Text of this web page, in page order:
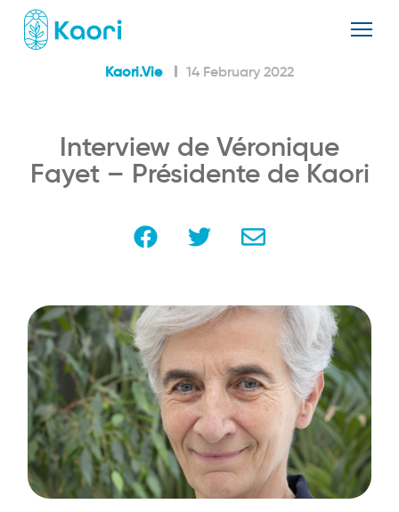
Kaori.Vie 14 February 2022
Interview de Véronique
Fayet – Présidente de Kaori